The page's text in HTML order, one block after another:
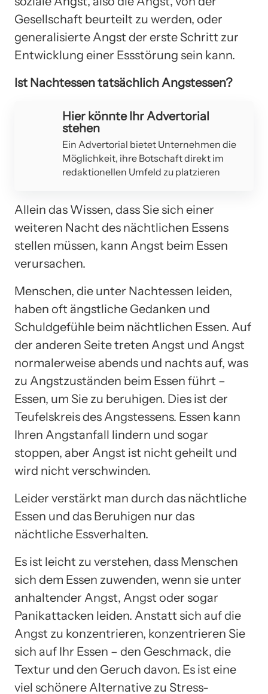
Gesellschaft beurteilt zu werden, oder
generalisierte Angst der erste Schritt zur
Entwicklung einer Essstörung sein kann.
Ist Nachtessen tatsächlich Angstessen?
Hier könnte Ihr Advertorial
stehen
Ein Advertorial bietet Unternehmen die
Möglichkeit, ihre Botschaft direkt im
redaktionellen Umfeld zu platzieren
Allein das Wissen, dass Sie sich einer
weiteren Nacht des nächtlichen Essens
stellen müssen, kann Angst beim Essen
verursachen.
Menschen, die unter Nachtessen leiden,
haben oft ängstliche Gedanken und
Schuldgefühle beim nächtlichen Essen. Auf
der anderen Seite treten Angst und Angst
normalerweise abends und nachts auf, was
zu Angstzuständen beim Essen führt –
Essen, um Sie zu beruhigen. Dies ist der
Teufelskreis des Angstessens. Essen kann
Ihren Angstanfall lindern und sogar
stoppen, aber Angst ist nicht geheilt und
wird nicht verschwinden.
Leider verstärkt man durch das nächtliche
Essen und das Beruhigen nur das
nächtliche Essverhalten.
Es ist leicht zu verstehen, dass Menschen
sich dem Essen zuwenden, wenn sie unter
anhaltender Angst, Angst oder sogar
Panikattacken leiden. Anstatt sich auf die
Angst zu konzentrieren, konzentrieren Sie
sich auf Ihr Essen – den Geschmack, die
Textur und den Geruch davon. Es ist eine
viel schönere Alternative zu Stress-